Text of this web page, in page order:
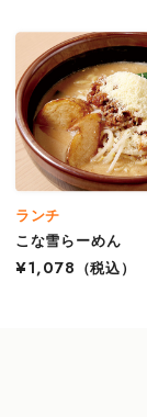
ランチ
こな雪らーめん
¥1,078
（税込）